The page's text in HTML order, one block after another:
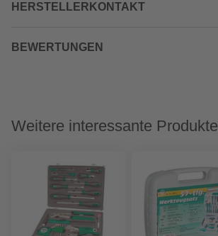
HERSTELLERKONTAKT
BEWERTUNGEN
Weitere interessante Produkte